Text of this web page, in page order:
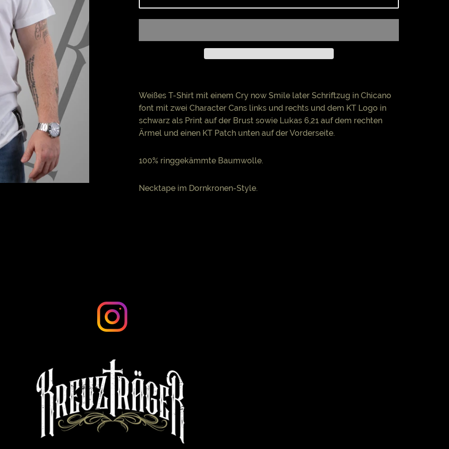
Weißes T-Shirt mit einem Cry now Smile later Schriftzug in Chicano
font mit zwei Character Cans links und rechts und dem KT Logo in
schwarz als Print auf der Brust sowie Lukas 6,21 auf dem rechten
Ärmel und einen KT Patch unten auf der Vorderseite.
100% ringgekämmte Baumwolle.
Necktape im Dornkronen-Style.